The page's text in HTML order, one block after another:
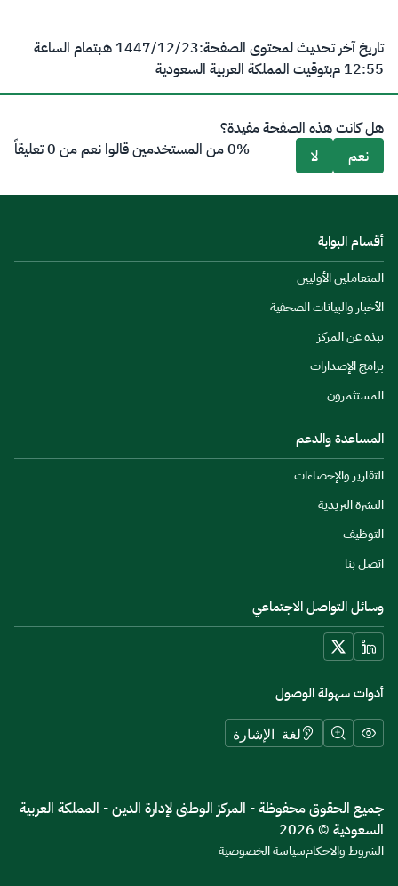
تاريخ آخر تحديث لمحتوى الصفحة:23‏/12‏/1447 هـ
بتمام الساعة
12:55 م
بتوقيت المملكة العربية السعودية
هل كانت هذه الصفحة مفيدة؟
نعم
لا 0% من المستخدمين قالوا نعم من 0 تعليقاً
أقسام البوابة
المتعاملين الأوليين
الأخبار والبيانات الصحفية
نبذة عن المركز
برامج الإصدارات
المستثمرون
المساعدة والدعم
التقارير والإحصاءات
النشرة البريدية
التوظيف
اتصل بنا
وسائل التواصل الاجتماعي
أدوات سهولة الوصول
لغة الإشارة
جميع الحقوق محفوظة - المركز الوطنى لإدارة الدين - المملكة العربية
السعودية © 2026
الشروط والاحكامسياسة الخصوصية